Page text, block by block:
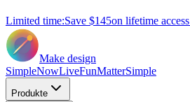
Limited time:Save $145on lifetime access
Make design
SimpleNowLiveFunMatterSimple
Produkte